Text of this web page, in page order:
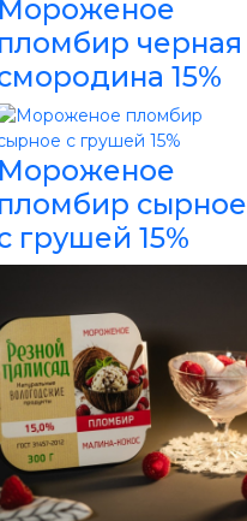
черная
15%
сырное
грушей 15%